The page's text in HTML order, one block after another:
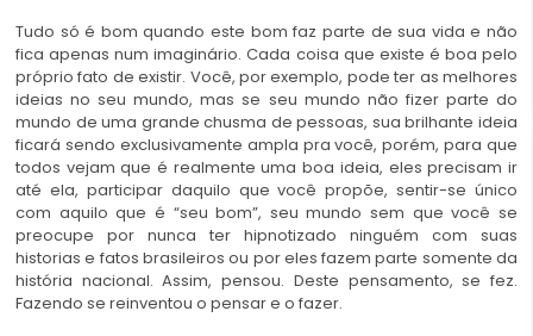
Tudo só é bom quando este bom faz parte de sua vida e não
fica apenas num imaginário. Cada coisa que existe é boa pelo
próprio fato de existir. Você, por exemplo, pode ter as melhores
ideias no seu mundo, mas se seu mundo não fizer parte do
mundo de uma grande chusma de pessoas, sua brilhante ideia
ficará sendo exclusivamente ampla pra você, porém, para que
todos vejam que é realmente uma boa ideia, eles precisam ir
até ela, participar daquilo que você propõe, sentir-se único
com aquilo que é “seu bom”, seu mundo sem que você se
preocupe por nunca ter hipnotizado ninguém com suas
historias e fatos brasileiros ou por eles fazem parte somente da
história nacional. Assim, pensou. Deste pensamento, se fez.
Fazendo se reinventou o pensar e o fazer.